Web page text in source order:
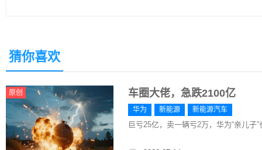
猜你喜欢
原创 车圈大佬，急跌2100亿
华为 新能源 新能源汽车
巨亏25亿，卖一辆亏2万，华为“亲儿子